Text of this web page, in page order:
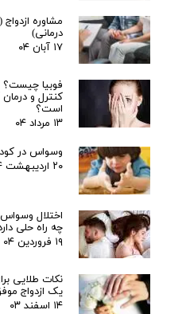
مشاوره ازدواج
درمانی)
۱۷ آبان ۰۴
فوبیا چیست؟
کنترل و
است؟
۱۳ مرداد ۰۴
وسواس در
۲۰ اردیبهشت ۰۴
اختلال وسواس
چه راه حلی
۱۹ فروردین ۰۴
نکات طلایی
یک ازدواج
۱۴ اسفند ۰۳